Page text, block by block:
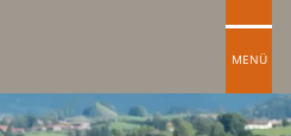
MENÜ